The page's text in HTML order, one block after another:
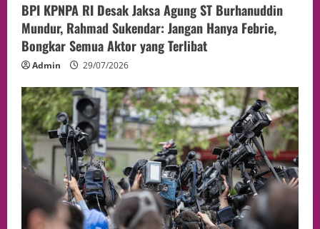
BPI KPNPA RI Desak Jaksa Agung ST Burhanuddin
Mundur, Rahmad Sukendar: Jangan Hanya Febrie,
Bongkar Semua Aktor yang Terlibat
Admin 29/07/2026